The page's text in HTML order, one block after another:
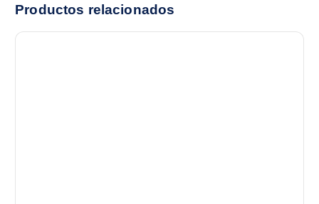
Productos relacionados